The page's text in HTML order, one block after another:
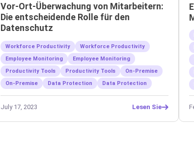
Vor-Ort-Überwachung von Mitarbeitern:
Die entscheidende Rolle für den
Datenschutz
Workforce Productivity
Workforce Productivity
Employee Monitoring
Employee Monitoring
Productivity Tools
Productivity Tools
On-Premise
On-Premise
Data Protection Data Protection
July 17, 2023 Lesen Sie